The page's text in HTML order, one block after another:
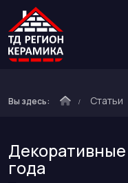
Вы здесь: Статьи
года